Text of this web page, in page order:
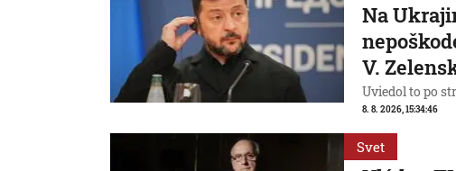
Na
V.
Uviedol to po
8. 8. 2026, 15:34:46
Svet